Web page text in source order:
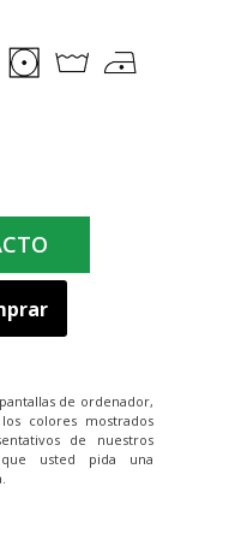
de ordenador,
colores mostrados
de nuestros
que usted pida una